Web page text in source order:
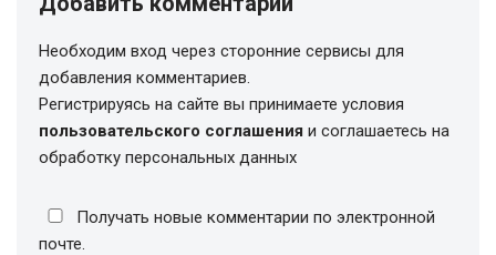
Необходим вход через сторонние сервисы для
добавления комментариев.
Регистрируясь на сайте вы принимаете условия
пользовательского соглашения и соглашаетесь на
обработку персональных данных
Получать новые комментарии по электронной
почте.